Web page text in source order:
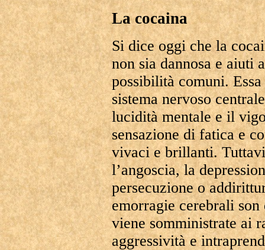
La cocaina
Si dice oggi che la
non sia dannosa e aiuti
possibilità comuni.
sistema nervoso
lucidità mentale e il
sensazione di fatica e
vivaci e brillanti.
l’angoscia, la
persecuzione o
emorragie cerebrali son
viene somministrate ai
aggressività e